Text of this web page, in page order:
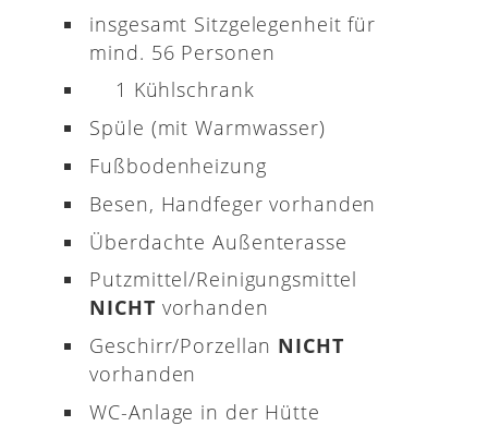
insgesamt Sitzgelegenheit für
mind. 56 Personen
1 Kühlschrank
Spüle (mit Warmwasser)
Fußbodenheizung
Besen, Handfeger vorhanden
Überdachte Außenterasse
Putzmittel/Reinigungsmittel
NICHT vorhanden
Geschirr/Porzellan NICHT
vorhanden
WC-Anlage in der Hütte